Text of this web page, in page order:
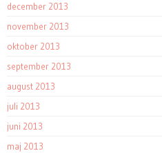
december 2013
november 2013
oktober 2013
september 2013
august 2013
juli 2013
juni 2013
maj 2013